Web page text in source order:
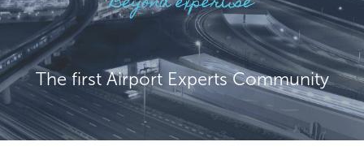
The first Airport Experts Community